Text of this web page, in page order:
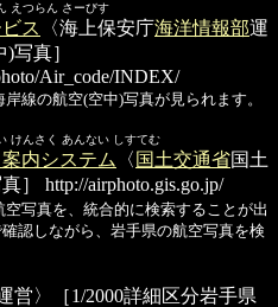
えつらん さーびす
ス 〈海上保安庁海洋情報部運
写真］
Air_code/INDEX/
線の航空(空中)写真が見られます。
けんさく あんない しすてむ
内システム 〈 国土交通省国土
］
http://airphoto.gis.go.jp/
写真を、統合的に検索することが出
認しながら、岩手県の航空写真を検
営〉［1/2000詳細区分岩手県